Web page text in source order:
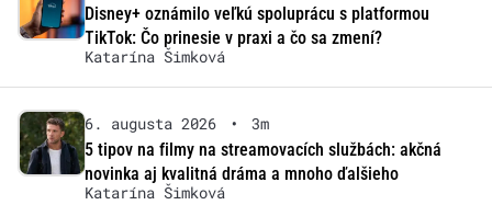
Disney+ oznámilo veľkú spoluprácu s platformou
TikTok: Čo prinesie v praxi a čo sa zmení?
Katarína Šimková
6. augusta 2026 •
3m
5 tipov na filmy na streamovacích službách: akčná
novinka aj kvalitná dráma a mnoho ďalšieho
Katarína Šimková